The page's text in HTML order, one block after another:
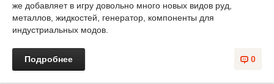
же добавляет в игру довольно много новых видов руд,
металлов, жидкостей, генератор, компоненты для
индустриальных модов.
0
Подробнее